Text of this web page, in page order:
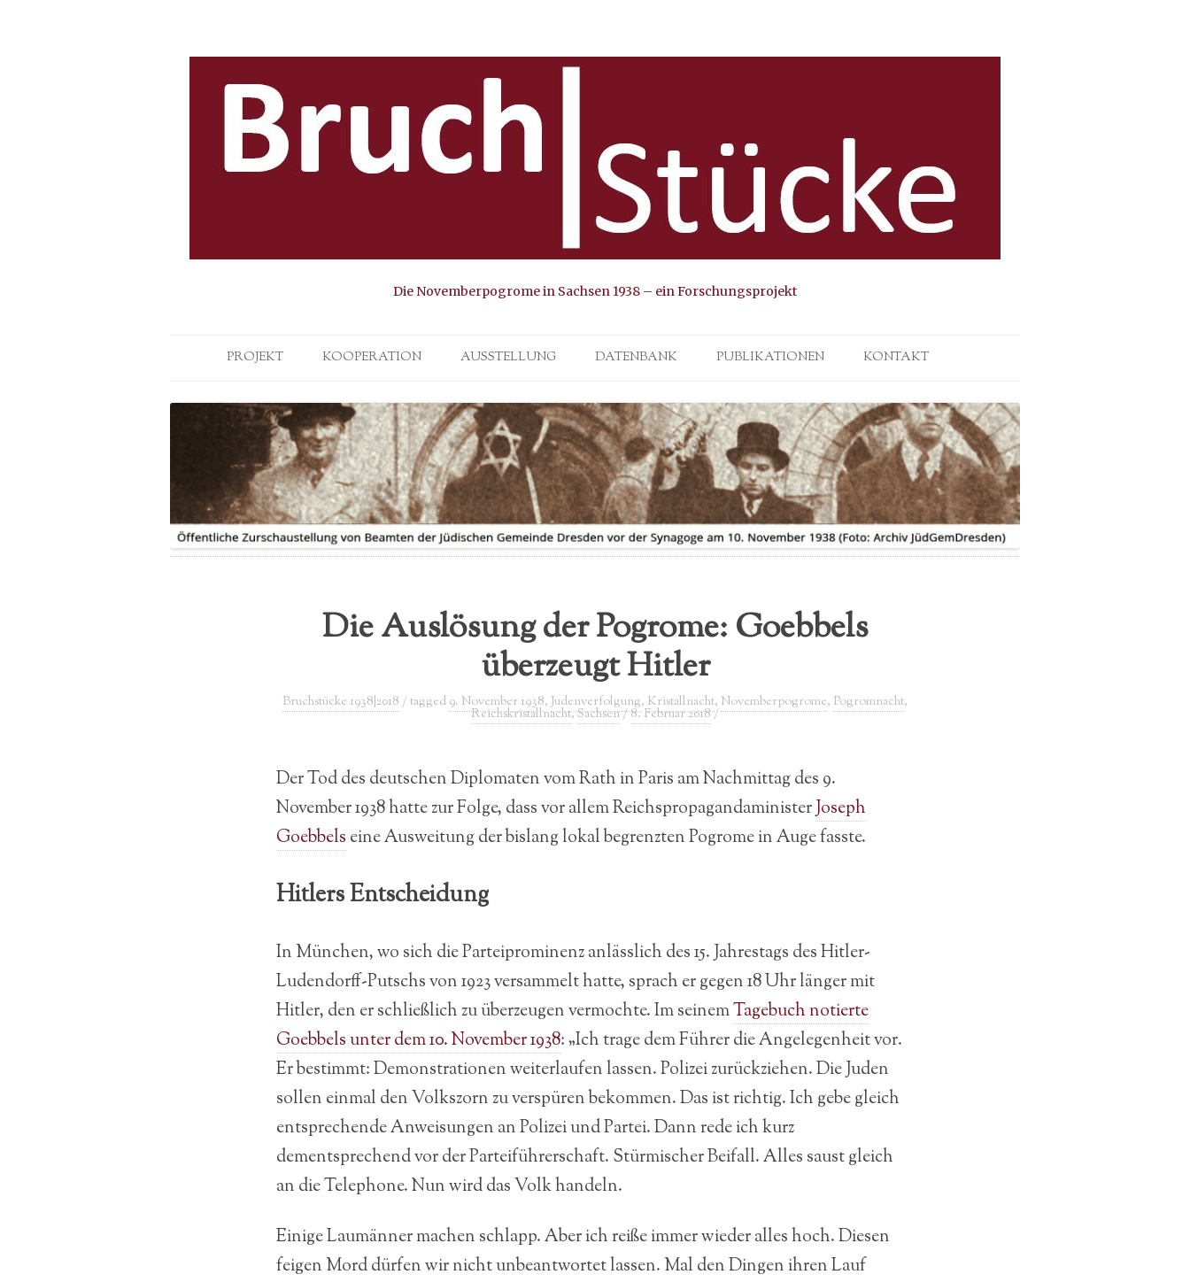
Die Novemberpogrome in Sachsen 1938 – ein Forschungsprojekt
PROJEKT
IHRE GESCHICHTE|N
PRESSEBERICHTE
SPENDE
FLYER
KOOPERATION AUSSTELLUNG
FLYER ZUR AUSSTELLUNG
DATENBANK PUBLIKATIONEN KONTAKT
DATENSCHUTZERKLÄRUNG
Die Auslösung der Pogrome: Goebbels
überzeugt Hitler
Bruchstücke 1938|2018 / tagged 9. November 1938,Judenverfolgung, Kristallnacht, Novemberpogrome, Pogromnacht,
Reichskristallnacht,Sachsen/8. Februar 2018/
Der Tod des deutschen Diplomaten vom Rath in Paris am Nachmittag des 9.
November 1938 hatte zur Folge, dass vor allem ReichspropagandaministerJoseph
Goebbels eine Ausweitung der bislang lokal begrenzten Pogrome in Auge fasste.
Hitlers Entscheidung
In München, wo sich die Parteiprominenz anlässlich des 15. Jahrestags des Hitler-
Ludendorff-Putschs von 1923 versammelt hatte, sprach er gegen 18 Uhr länger mit
Hitler, den er schließlich zu überzeugen vermochte. Im seinemTagebuch notierte
Goebbels unter dem 10. November 1938: „Ich trage dem Führer die Angelegenheit vor.
Er bestimmt: Demonstrationen weiterlaufen lassen. Polizei zurückziehen. Die Juden
sollen einmal den Volkszorn zu verspüren bekommen. Das ist richtig. Ich gebe gleich
entsprechende Anweisungen an Polizei und Partei. Dann rede ich kurz
dementsprechend vor der Parteiführerschaft. Stürmischer Beifall. Alles saust gleich
an die Telephone. Nun wird das Volk handeln.
Einige Laumänner machen schlapp. Aber ich reiße immer wieder alles hoch. Diesen
feigen Mord dürfen wir nicht unbeantwortet lassen. Mal den Dingen ihren Lauf